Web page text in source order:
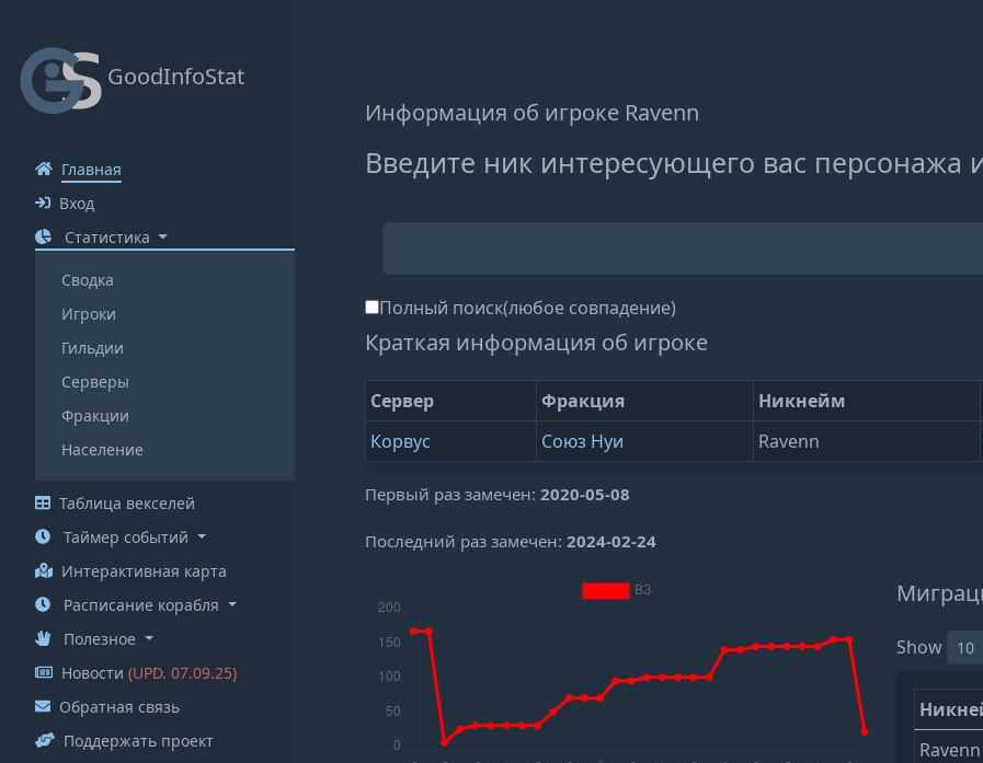
GoodInfoStat
Главная
Вход
Статистика
Сводка
Игроки
Гильдии
Серверы
Фракции
Население
Таблица векселей
Таймер событий
Интерактивная карта
Расписание корабля
Полезное
Новости (UPD. 07.09.25)
Обратная связь
Поддержать проект
Информация об игроке Ravenn
Введите ник интересующего вас персонажа
Полный поиск(любое совпадение)
Краткая информация об игроке
Сервер Фракция Никнейм
Корвус
Союз Нуи Ravenn
Первый раз замечен: 2020-05-08
Последний раз замечен: 2024-02-24
Show
Ravenn